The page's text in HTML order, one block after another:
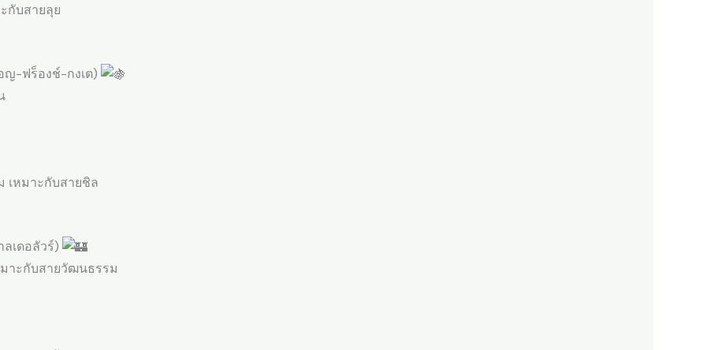
กับสายลุย
ญ-ฟร็องช์-กงเต)
เหมาะกับสายชิล
เดอลัวร์)
าะกับสายวัฒนธรรม